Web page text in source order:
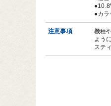
●カ
注意事項
機種
よう
ステ